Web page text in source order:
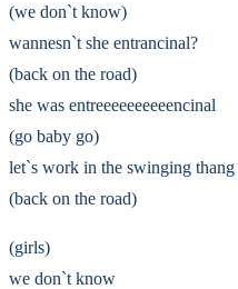
(we don`t know)
wannesn`t she entrancinal?
(back on the road)
she was entreeeeeeeeeencinal
(go baby go)
let`s work in the swinging thang
(back on the road)
(girls)
we don`t know